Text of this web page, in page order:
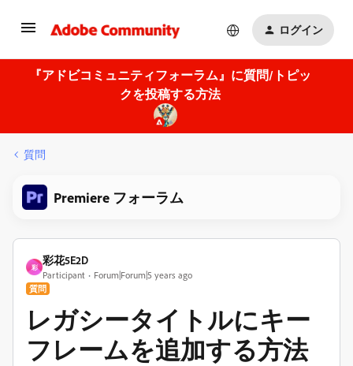
ログイン
『アドビコミュニティフォーラム』に質問/トピッ
クを投稿する方法
質問
Premiere フォーラム
彩
彩花5E2D
Participant Forum|Forum|5 years ago
質問
レガシータイトルにキー
フレームを追加する方法